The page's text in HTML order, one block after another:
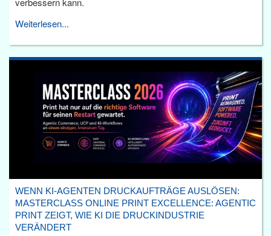
Weiterlesen...
WENN KI-AGENTEN DRUCKAUFTRÄGE AUSLÖSEN:
MASTERCLASS ONLINE PRINT EXCELLENCE: AGENTIC
PRINT ZEIGT, WIE KI DIE DRUCKINDUSTRIE
VERÄNDERT